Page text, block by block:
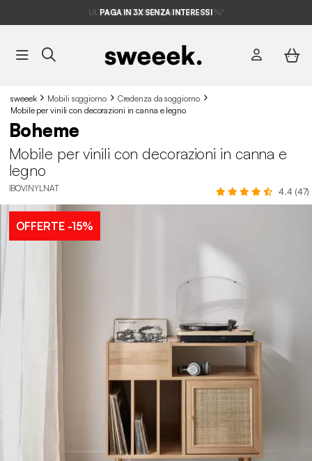
ULTIME OCCASIONI FINO AL -70%*
PAGA IN 3X SENZA INTERESSI
sweeek Mobili soggiorno
Credenza da soggiorno
Mobile per vinili con decorazioni in canna e legno
Boheme
Mobile per vinili con decorazioni in canna e
legno
IBOVINYLNAT 4.4 (47)
OFFERTE-15%